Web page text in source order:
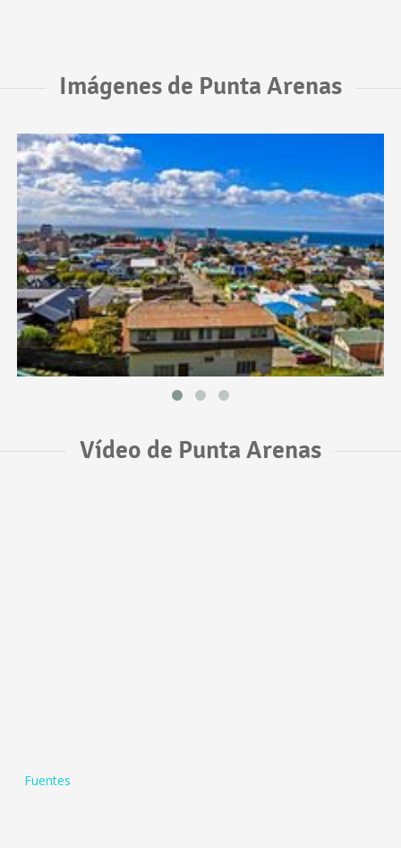
Imágenes de Punta Arenas
Vídeo de Punta Arenas
Fuentes